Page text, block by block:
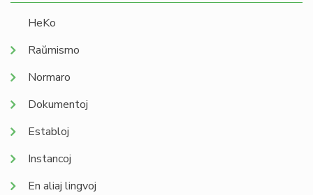
HeKo
Raŭmismo
Normaro
Dokumentoj
Establoj
Instancoj
En aliaj lingvoj